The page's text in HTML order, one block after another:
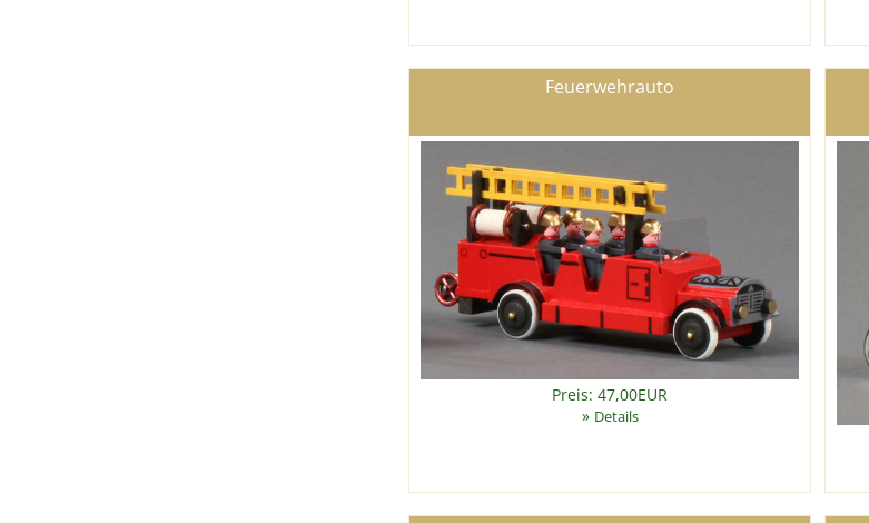
Feuerwehrauto
Preis: 47,00EUR
» Details